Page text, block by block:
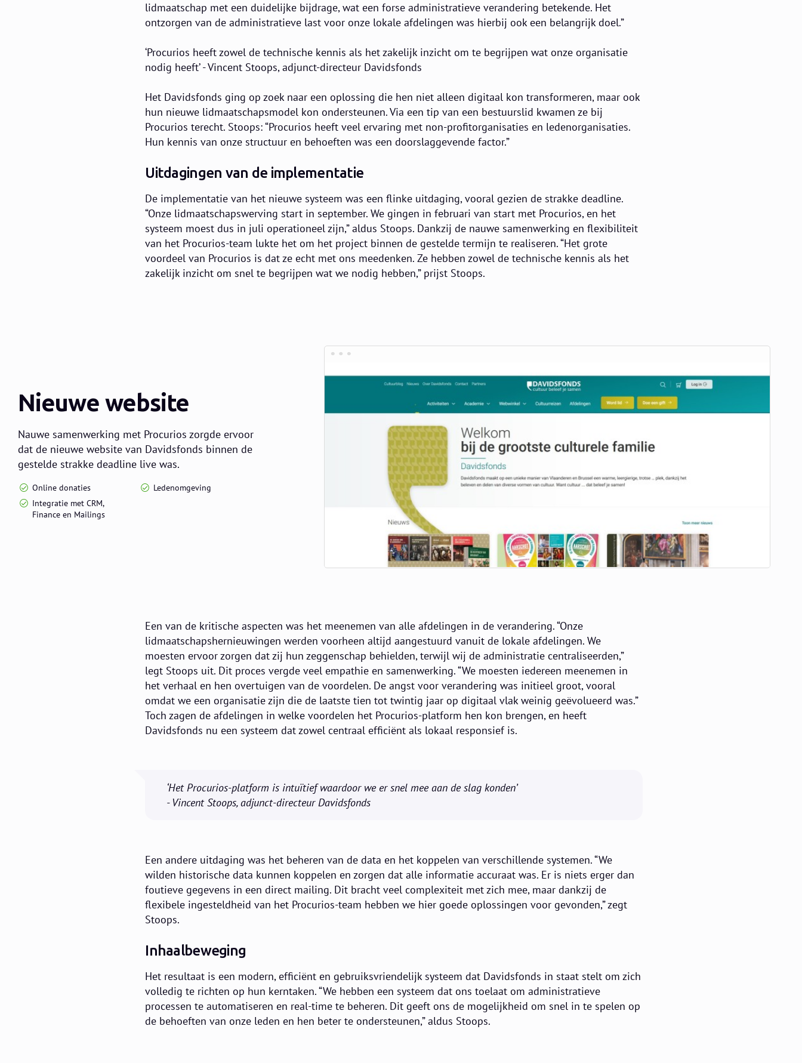
lidmaatschap met een duidelijke bijdrage, wat een forse administratieve verandering betekende. Het
ontzorgen van de administratieve last voor onze lokale afdelingen was hierbij ook een belangrijk doel.”
‘Procurios heeft zowel de technische kennis als het zakelijk inzicht om te begrijpen wat onze organisatie
nodig heeft’ - Vincent Stoops, adjunct-directeur Davidsfonds
Het Davidsfonds ging op zoek naar een oplossing die hen niet alleen digitaal kon transformeren, maar ook
hun nieuwe lidmaatschapsmodel kon ondersteunen. Via een tip van een bestuurslid kwamen ze bij
Procurios terecht. Stoops: “Procurios heeft veel ervaring met non-profitorganisaties en ledenorganisaties.
Hun kennis van onze structuur en behoeften was een doorslaggevende factor.”
Uitdagingen van de implementatie
De implementatie van het nieuwe systeem was een flinke uitdaging, vooral gezien de strakke deadline.
“Onze lidmaatschapswerving start in september. We gingen in februari van start met Procurios, en het
systeem moest dus in juli operationeel zijn,” aldus Stoops. Dankzij de nauwe samenwerking en flexibiliteit
van het Procurios-team lukte het om het project binnen de gestelde termijn te realiseren. “Het grote
voordeel van Procurios is dat ze echt met ons meedenken. Ze hebben zowel de technische kennis als het
zakelijk inzicht om snel te begrijpen wat we nodig hebben,” prijst Stoops.
Nieuwe website
Nauwe samenwerking met Procurios zorgde ervoor
dat de nieuwe website van Davidsfonds binnen de
gestelde strakke deadline live was.
Online donaties
Ledenomgeving
Integratie met CRM,
Finance en Mailings
Een van de kritische aspecten was het meenemen van alle afdelingen in de verandering. “Onze
lidmaatschapshernieuwingen werden voorheen altijd aangestuurd vanuit de lokale afdelingen. We
moesten ervoor zorgen dat zij hun zeggenschap behielden, terwijl wij de administratie centraliseerden,”
legt Stoops uit. Dit proces vergde veel empathie en samenwerking. “We moesten iedereen meenemen in
het verhaal en hen overtuigen van de voordelen. De angst voor verandering was initieel groot, vooral
omdat we een organisatie zijn die de laatste tien tot twintig jaar op digitaal vlak weinig geëvolueerd was.”
Toch zagen de afdelingen in welke voordelen het Procurios-platform hen kon brengen, en heeft
Davidsfonds nu een systeem dat zowel centraal efficiënt als lokaal responsief is.
‘Het Procurios-platform is intuïtief waardoor we er snel mee aan de slag konden’
- Vincent Stoops, adjunct-directeur Davidsfonds
Een andere uitdaging was het beheren van de data en het koppelen van verschillende systemen. “We
wilden historische data kunnen koppelen en zorgen dat alle informatie accuraat was. Er is niets erger dan
foutieve gegevens in een direct mailing. Dit bracht veel complexiteit met zich mee, maar dankzij de
flexibele ingesteldheid van het Procurios-team hebben we hier goede oplossingen voor gevonden,” zegt
Stoops.
Inhaalbeweging
Het resultaat is een modern, efficiënt en gebruiksvriendelijk systeem dat Davidsfonds in staat stelt om zich
volledig te richten op hun kerntaken. “We hebben een systeem dat ons toelaat om administratieve
processen te automatiseren en real-time te beheren. Dit geeft ons de mogelijkheid om snel in te spelen op
de behoeften van onze leden en hen beter te ondersteunen,” aldus Stoops.